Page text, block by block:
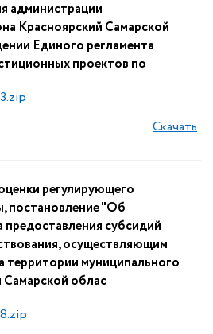
администрации
Красноярский Самарской
Единого регламента
проектов по
Скачать
регулирующего
постановление "Об
субсидий
осуществляющим
территории муниципального
Самарской облас